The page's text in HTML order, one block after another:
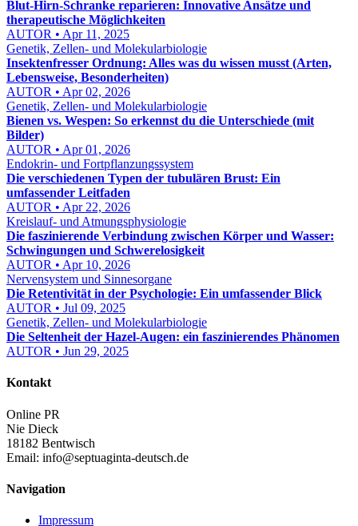
Blut-Hirn-Schranke reparieren: Innovative Ansätze und
therapeutische Möglichkeiten
AUTOR • Apr 11, 2025
Genetik, Zellen- und Molekularbiologie
Insektenfresser Ordnung: Alles was du wissen musst (Arten,
Lebensweise, Besonderheiten)
AUTOR • Apr 02, 2026
Genetik, Zellen- und Molekularbiologie
Bienen vs. Wespen: So erkennst du die Unterschiede (mit
Bilder)
AUTOR • Apr 01, 2026
Endokrin- und Fortpflanzungssystem
Die verschiedenen Typen der tubulären Brust: Ein
umfassender Leitfaden
AUTOR • Apr 22, 2026
Kreislauf- und Atmungsphysiologie
Die faszinierende Verbindung zwischen Körper und Wasser:
Schwingungen und Schwerelosigkeit
AUTOR • Apr 10, 2026
Nervensystem und Sinnesorgane
Die Retentivität in der Psychologie: Ein umfassender Blick
AUTOR • Jul 09, 2025
Genetik, Zellen- und Molekularbiologie
Die Seltenheit der Hazel-Augen: ein faszinierendes Phänomen
AUTOR • Jun 29, 2025
Kontakt
Online PR
Nie Dieck
18182 Bentwisch
Email: info@septuaginta-deutsch.de
Navigation
Impressum